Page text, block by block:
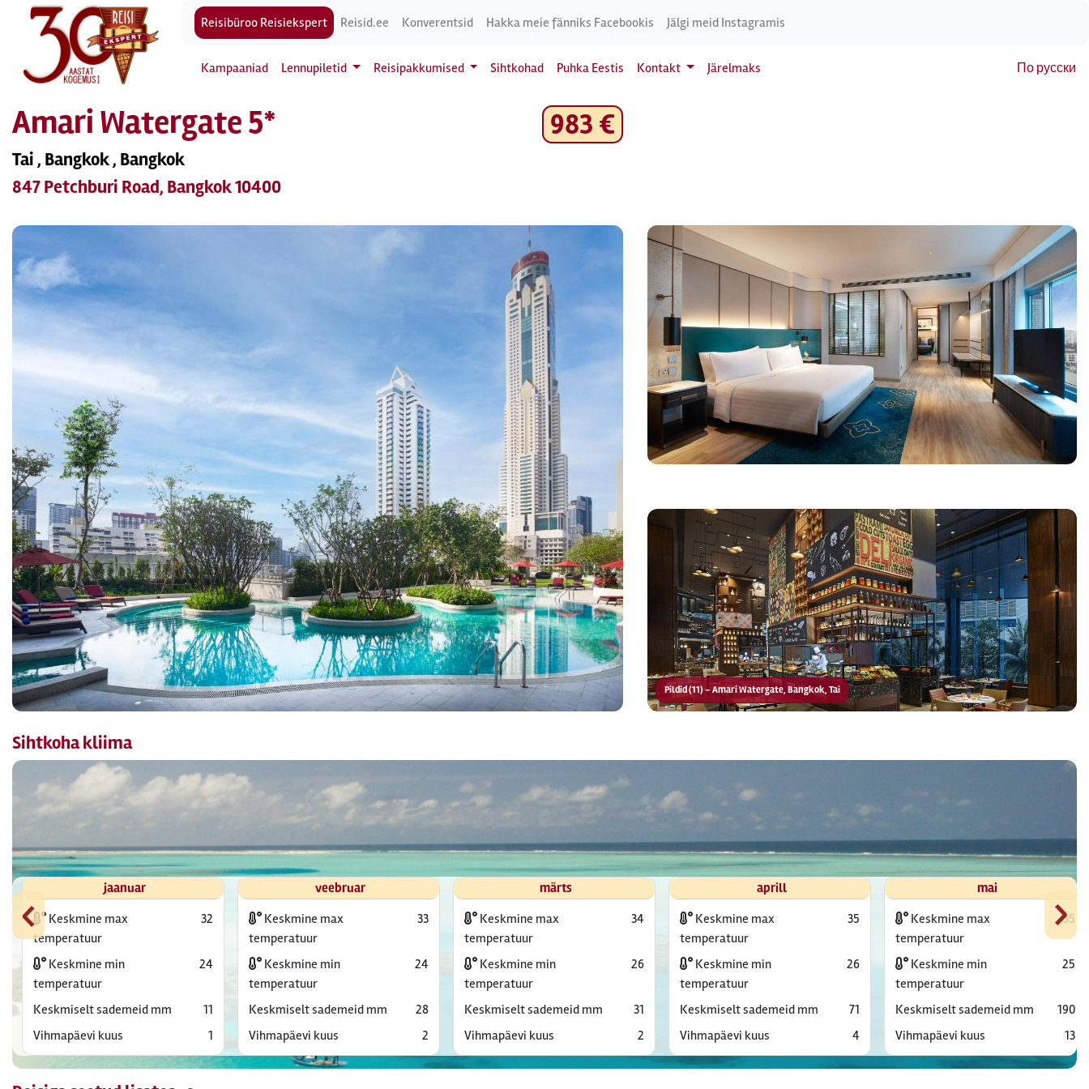
Reisibüroo Reisiekspert Reisid.ee Konverentsid Hakka meie fänniks Facebookis Jälgi meid Instagramis
Kampaaniad Lennupiletid Reisipakkumised Sihtkohad Puhka Eestis Kontakt Järelmaks По русски
Amari Watergate 5*
Tai , Bangkok , Bangkok
847 Petchburi Road, Bangkok 10400
983 €
Pildid (11) – Amari Watergate, Bangkok, Tai
Sihtkoha kliima
‹ ›
jaanuar
Keskmine max
temperatuur
32
Keskmine min
temperatuur
24
Keskmiselt sademeid mm
11
Vihmapäevi kuus
1
veebruar
Keskmine max
temperatuur
33
Keskmine min
temperatuur
24
Keskmiselt sademeid mm
28
Vihmapäevi kuus
2
märts
Keskmine max
temperatuur
34
Keskmine min
temperatuur
26
Keskmiselt sademeid mm
31
Vihmapäevi kuus
2
aprill
Keskmine max
temperatuur
35
Keskmine min
temperatuur
26
Keskmiselt sademeid mm
71
Vihmapäevi kuus
4
mai
Keskmine max
temperatuur
35
Keskmine min
temperatuur
25
Keskmiselt sademeid mm
190
Vihmapäevi kuus
13